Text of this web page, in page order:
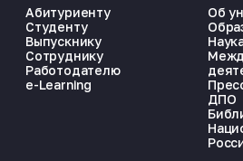
Абитуриенту
Студенту
Выпускнику
Сотруднику
Работодателю
e-Learning
Об
ДПО